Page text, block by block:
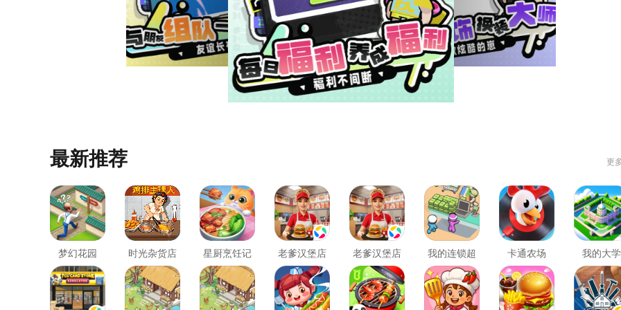
最新推荐 更
梦幻花园 时光杂货店 星厨烹饪记 老爹汉堡店
老爹汉堡店
中文版
我的连锁超
市
卡通农场 我的大学